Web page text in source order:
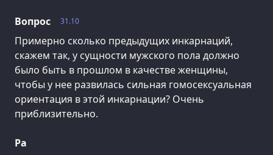
31.10
Вопрос
Примерно сколько предыдущих инкарнаций,
скажем так, у сущности мужского пола должно
было быть в прошлом в качестве женщины,
чтобы у нее развилась сильная гомосексуальная
ориентация в этой инкарнации? Очень
приблизительно.
Ра